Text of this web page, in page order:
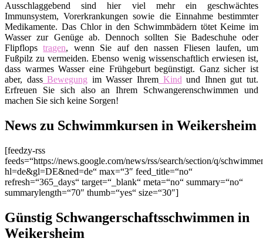
Ausschlaggebend sind hier viel mehr ein geschwächtes
Immunsystem, Vorerkrankungen sowie die Einnahme bestimmter
Medikamente. Das Chlor in den Schwimmbädern tötet Keime im
Wasser zur Genüge ab. Dennoch sollten Sie Badeschuhe oder
Flipflopstragen, wenn Sie auf den nassen Fliesen laufen, um
Fußpilz zu vermeiden. Ebenso wenig wissenschaftlich erwiesen ist,
dass warmes Wasser eine Frühgeburt begünstigt. Ganz sicher ist
aber, dassBewegung im Wasser Ihrem Kind und Ihnen gut tut.
Erfreuen Sie sich also an Ihrem Schwangerenschwimmen und
machen Sie sich keine Sorgen!
News zu Schwimmkursen in Weikersheim
[feedzy-rss
feeds=“https://news.google.com/news/rss/search/section/q/
hl=de&gl=DE&ned=de“ max=“3″ feed_title=“no“
refresh=“365_days“ target=“_blank“ meta=“no“ summary=“no“
summarylength=“70″ thumb=“yes“ size=“30″]
Günstig Schwangerschaftsschwimmen in
Weikersheim